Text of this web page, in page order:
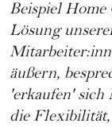
Beispiel
Lösung
äußern,
'erkaufen'
die Flexibilität,